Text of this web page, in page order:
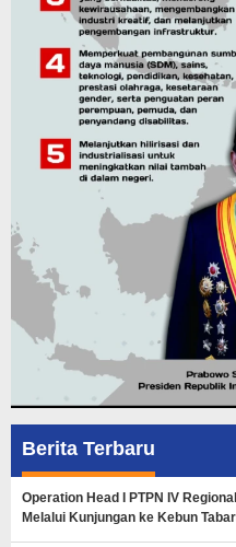
Berita Terbaru
Operation Head I PTPN IV
Melalui Kunjungan ke Kebun